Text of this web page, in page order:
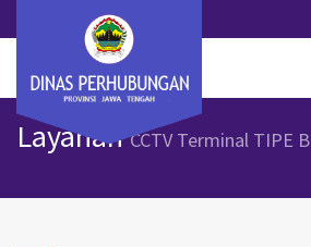
LayananCCTV Terminal TIPE B